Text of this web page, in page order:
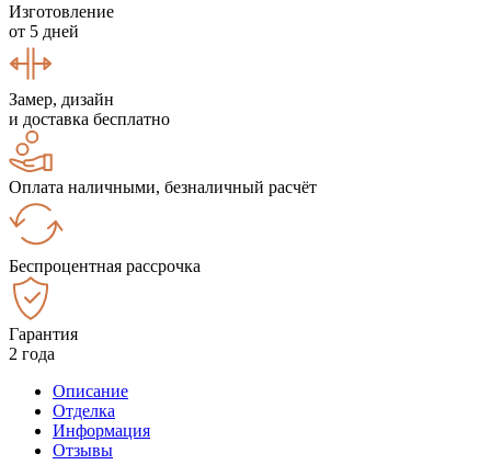
Изготовление
от 5 дней
Замер, дизайн
и доставка бесплатно
Оплата наличными, безналичный расчёт
Беспроцентная рассрочка
Гарантия
2 года
Описание
Отделка
Информация
Отзывы